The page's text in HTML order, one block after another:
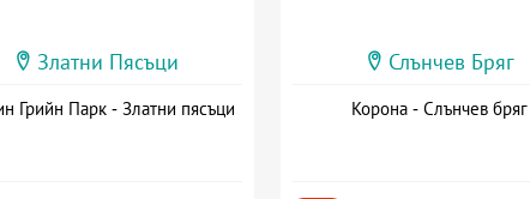
Златни Пясъци
Грийн Парк - Златни пясъци
Слънчев Бряг
Корона - Слънчев бряг